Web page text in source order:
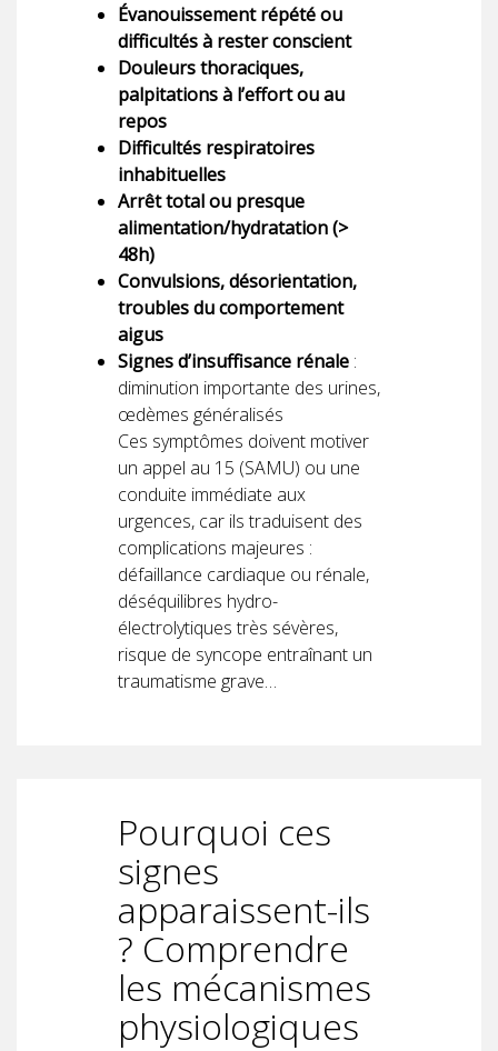
Évanouissement répété ou
difficultés à rester conscient
Douleurs thoraciques,
palpitations à l’effort ou au
repos
Difficultés respiratoires
inhabituelles
Arrêt total ou presque
alimentation/hydratation (>
48h)
Convulsions, désorientation,
troubles du comportement
aigus
Signes d’insuffisance rénale :
diminution importante des urines,
œdèmes généralisés
Ces symptômes doivent motiver
un appel au 15 (SAMU) ou une
conduite immédiate aux
urgences, car ils traduisent des
complications majeures :
défaillance cardiaque ou rénale,
déséquilibres hydro-
électrolytiques très sévères,
risque de syncope entraînant un
traumatisme grave…
Pourquoi ces
signes
apparaissent-ils
? Comprendre
les mécanismes
physiologiques